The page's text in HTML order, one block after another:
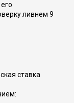
ливнем 9
ставка